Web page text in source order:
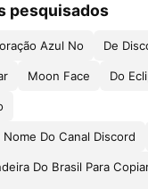
pesquisados
Azul No De
Moon Face Do
Do Canal Discord
Do Brasil Para